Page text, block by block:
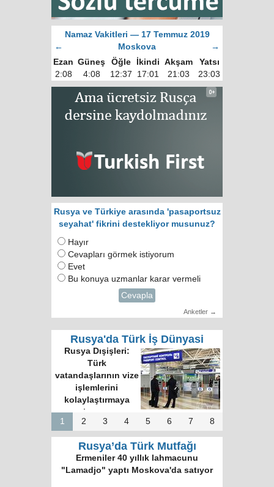
Namaz Vakitleri — 17 Temmuz 2019
←
Moskova
→
Ezan Güneş Öğle İkindi Akşam
Yatsı
2:08
4:08 12:37 17:01 21:03 23:03
Rusya ve Türkiye arasında 'pasaportsuz
seyahat' fikrini destekliyor musunuz?
Hayır
Cevapları görmek istiyorum
Evet
Bu konuya uzmanlar karar vermeli
Cevapla
Anketler →
Rusya'da Türk İş Dünyasi
Rusya Dışişleri:
Türk
vatandaşlarının vize
işlemlerini
kolaylaştırmaya
hazırız
1
2 3 4 5 6 7 8
Rusya’da Türk Mutfağı
Ermeniler 40 yıllık lahmacunu
"Lamadjo" yaptı Moskova'da satıyor